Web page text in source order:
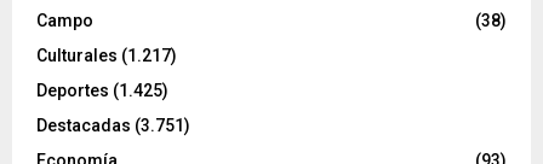
Campo
(38)
Culturales (1.217)
Deportes (1.425)
Destacadas (3.751)